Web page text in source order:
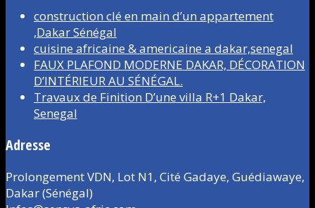
construction clé en main d’un appartement
,Dakar Sénégal
cuisine africaine & americaine a dakar,senegal
FAUX PLAFOND MODERNE DAKAR, DÉCORATION
D’INTÉRIEUR AU SÉNÉGAL.
Travaux de Finition D’une villa R+1 Dakar,
Senegal
Adresse
Prolongement VDN, Lot N1, Cité Gadaye, Guédiawaye,
Dakar (Sénégal)